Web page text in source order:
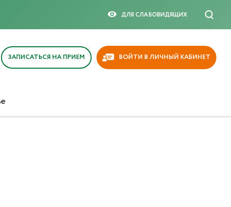
ДЛЯ СЛАБОВИДЯЩИX
ЗАПИСАТЬСЯ НА ПРИЕМ ВОЙТИ В ЛИЧНЫЙ КАБИНЕТ